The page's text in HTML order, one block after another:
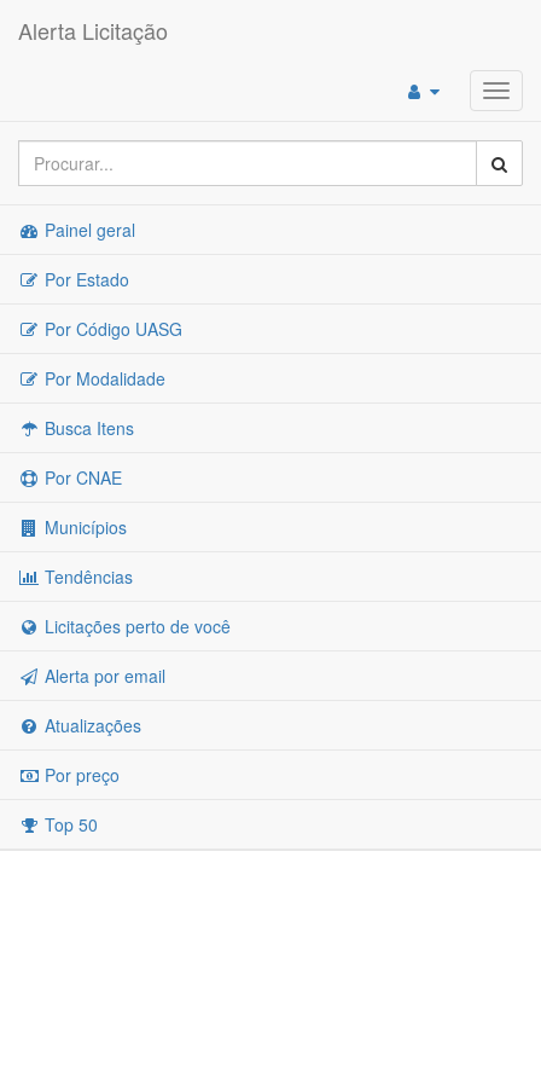
Alerta Licitação
Painel geral
Por Estado
Por Código UASG
Por Modalidade
Busca Itens
Por CNAE
Municípios
Tendências
Licitações perto de você
Alerta por email
Atualizações
Por preço
Top 50